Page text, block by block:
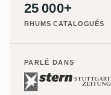
25 000+
RHUMS CATALOGUÉS
PARLÉ DANS